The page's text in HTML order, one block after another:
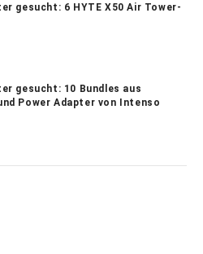
gesucht: 6 HYTE X50 Air Tower-
gesucht: 10 Bundles aus
Power Adapter von Intenso